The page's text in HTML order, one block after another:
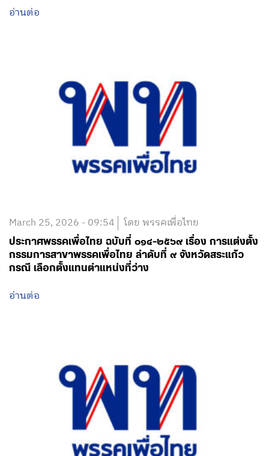
อ่านต่อ
March 25, 2026 - 09:54 โดย พรรคเพื่อไทย
ประกาศพรรคเพื่อไทย ฉบับที่ ๐๑๔-๒๕๖๙ เรื่อง การแต่งตั้ง
กรรมการสาขาพรรคเพื่อไทย ลำดับที่ ๙ จังหวัดสระแก้ว
กรณี เลือกตั้งแทนตำแหน่งที่ว่าง
อ่านต่อ